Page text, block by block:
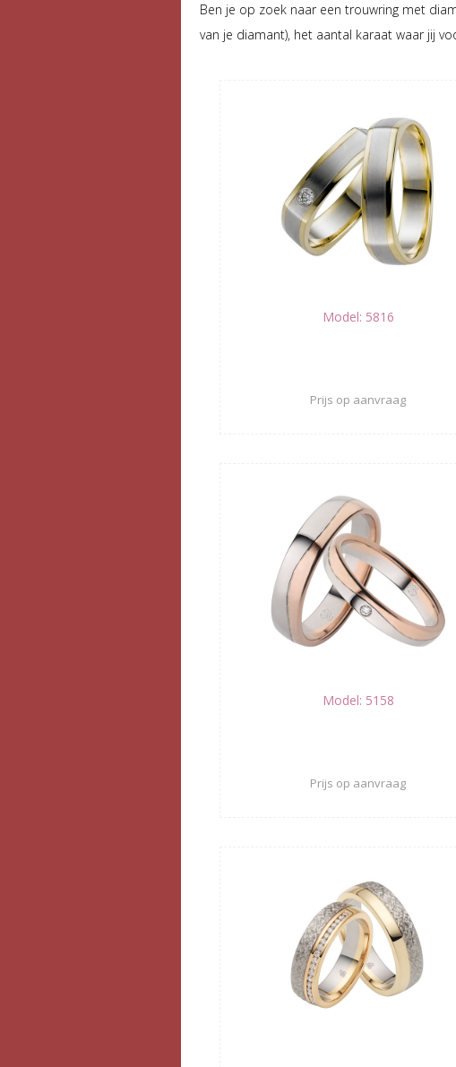
Ben je op zoek naar een trouwring met
van je diamant), het aantal karaat waar jij
Model: 5816
Prijs op aanvraag
Model: 5158
Prijs op aanvraag